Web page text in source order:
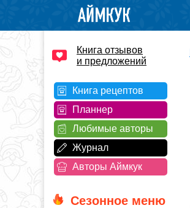
Книга отзывов
и предложений
Книга рецептов
Планнер
Любимые авторы
Журнал
Авторы Аймкук
Сезонное меню